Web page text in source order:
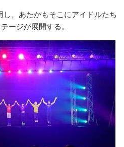
、あたかもそこにアイドルたち
ージが展開する。